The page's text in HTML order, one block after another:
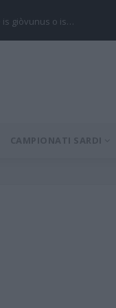
is giòvunus o is…
CAMPIONATI SARDI